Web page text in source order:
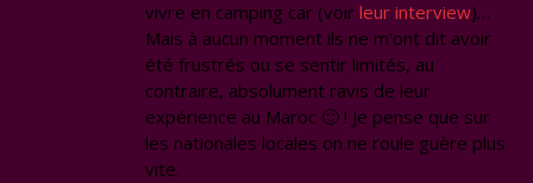
vivre en camping car (voirleur interview)…
Mais à aucun moment ils ne m’ont dit avoir
été frustrés ou se sentir limités, au
contraire, absolument ravis de leur
expérience au Maroc 🙂 ! Je pense que sur
les nationales locales on ne roule guère plus
vite.